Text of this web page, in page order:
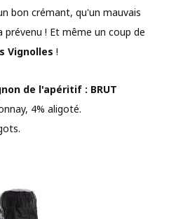
bon crémant, qu'un mauvais
prévenu ! Et même un coup de
Vignolles !
de l'apéritif : BRUT
4% aligoté.